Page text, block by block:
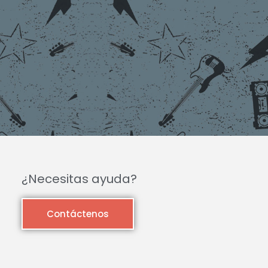
¿Necesitas ayuda?
Contáctenos